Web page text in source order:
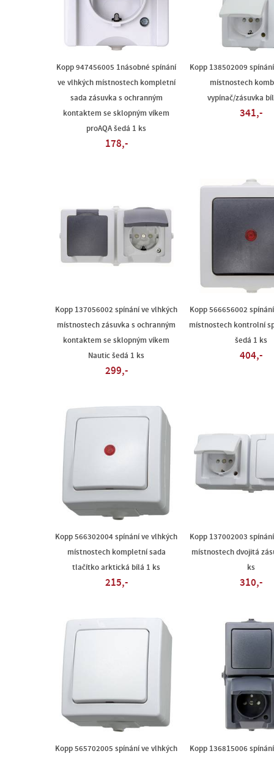
Kopp 947456005 1násobné spínání
ve vlhkých místnostech kompletní
sada zásuvka s ochranným
kontaktem se sklopným víkem
proAQA šedá 1 ks
178,-
Kopp 138502009
místnostech
vypínač/zásuvka
341,-
Kopp 137056002 spínání ve vlhkých
místnostech zásuvka s ochranným
kontaktem se sklopným víkem
Nautic šedá 1 ks
299,-
Kopp 566656002
místnostech kontrolní
šedá 1 ks
404,-
Kopp 566302004 spínání ve vlhkých
místnostech kompletní sada
tlačítko arktická bílá 1 ks
215,-
Kopp 137002003
místnostech dvojitá
ks
310,-
Kopp 565702005 spínání ve vlhkých
Kopp 136815006